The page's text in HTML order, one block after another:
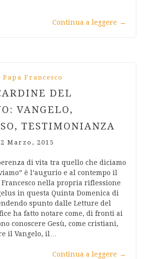
Continua a leggere →
Francesco
DEL
VANGELO,
TESTIMONIANZA
Marzo, 2015
di vita tra quello che diciamo
è l’augurio e al contempo il
nella propria riflessione
in questa Quinta Domenica di
spunto dalle Letture del
ha fatto notare come, di fronti ai
conoscere Gesù, come cristiani,
il Vangelo, il…
Continua a leggere →